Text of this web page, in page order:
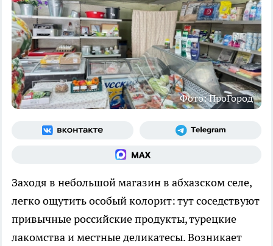
Фото: ПроГород
Заходя в небольшой магазин в абхазском селе,
легко ощутить особый колорит: тут соседствуют
привычные российские продукты, турецкие
лакомства и местные деликатесы. Возникает